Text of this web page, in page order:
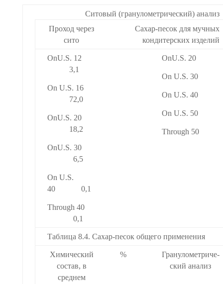
Ситовый (гранулометрический) анализ
Проход через
сито
Сахар-песок для мучных
кондитерских изделий
OnU.S. 12
3,1
On U.S. 16
72,0
OnU.S. 20
18,2
OnU.S. 30
6,5
On U.S.
40 0,1
Through 40
0,1
OnU.S. 20
On U.S. 30
On U.S. 40
On U.S. 50
Through 50
Таблица 8.4. Сахар-песок общего применения
Химический
состав, в
среднем
%
Гранулометриче­
ский анализ